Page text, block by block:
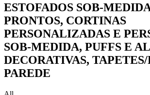
ESTOFADOS SOB-
PRONTOS, CORTINAS
PERSONALIZADAS E
SOB-MEDIDA, PUFFS E
DECORATIVAS,
PAREDE